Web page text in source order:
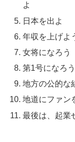
よ
日本を出よ
年収を上げよ
女将になろう
第1号になろう
地方の公的な
地道にファン
最後は、起業